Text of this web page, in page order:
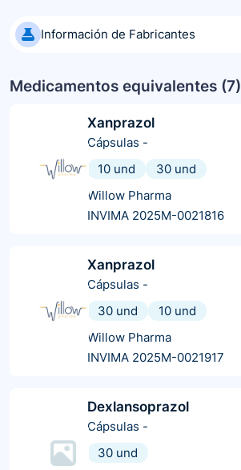
Información de Fabricantes
Medicamentos equivalentes (7)
Xanprazol
Cápsulas -
10 und
30 und
Willow Pharma
INVIMA 2025M-0021816
Xanprazol
Cápsulas -
30 und
10 und
Willow Pharma
INVIMA 2025M-0021917
Dexlansoprazol
Cápsulas -
30 und